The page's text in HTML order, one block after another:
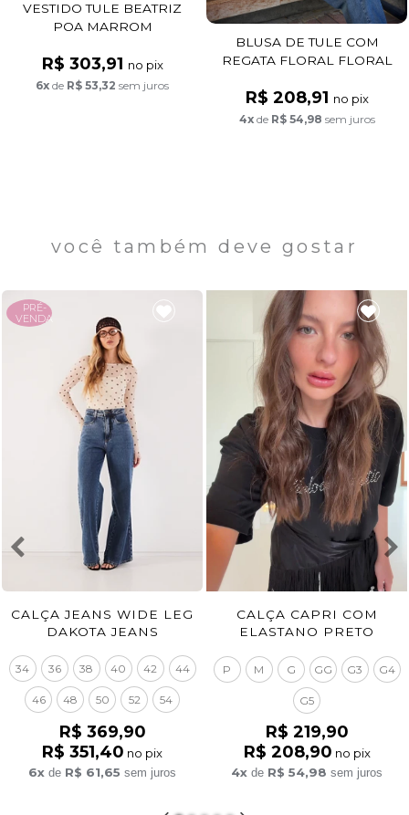
VESTIDO TULE BEATRIZ
POA MARROM
R$ 303,91 no pix
6x de R$ 53,32 sem juros
BLUSA DE TULE COM
REGATA FLORAL FLORAL
R$ 208,91 no pix
4xde R$ 54,98 sem juros
você também deve gostar
PRÉ-
VENDA
CALÇA JEANS WIDE LEG
DAKOTA JEANS
34 36 38 40 42 44
46 48 50 52 54
R$ 369,90
R$ 351,40 no pix
6x de R$ 61,65 sem juros
CALÇA CAPRI COM
ELASTANO PRETO
P M G GG G3 G4
G5
R$ 219,90
R$ 208,90 no pix
4x de R$ 54,98 sem juros